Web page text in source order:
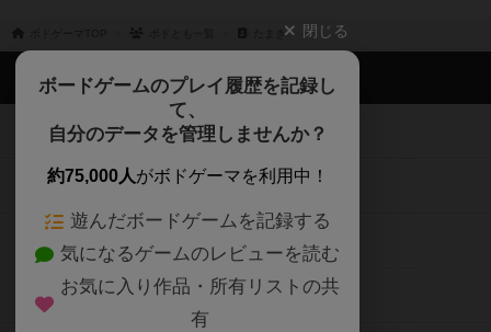
たまき 閉じる
ボードゲームのプレイ履歴を記録し
て、
自分のデータを管理しませんか？
約75,000人がボドゲーマを利用中！
遊んだボードゲームを記録する
気になるゲームのレビューを読む
お気に入り作品・所有リストの共
有
ボドゲーマTOP
ボードゲームを検索する
ボードゲームの新着レビュー
ボードゲーム会情報
メカニクス特集